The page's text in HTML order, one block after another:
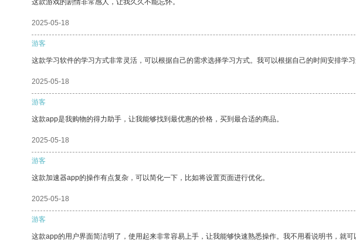
这款游戏的剧情非常感人，让我久久不能忘怀。
2025-05-18
游客
这款学习软件的学习方式非常灵活，可以根据自己的需求选择学习方式。我可以根据自己的时间安排学习
2025-05-18
游客
这款app是我购物的得力助手，让我能够找到最优惠的价格，买到最合适的商品。
2025-05-18
游客
这款加速器app的操作有点复杂，可以简化一下，比如将设置页面进行优化。
2025-05-18
游客
这款app的用户界面简洁明了，使用起来非常容易上手，让我能够快速熟悉操作。我不用看说明书，就可